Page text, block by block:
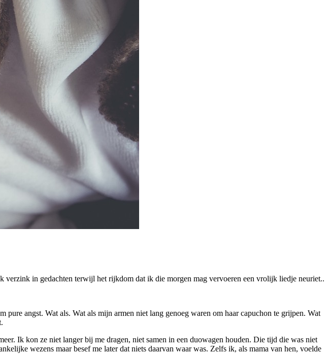
in gedachten terwijl het rijkdom dat ik die morgen mag vervoeren een vrolijk liedje neuriet..
angst. Wat als. Wat als mijn armen niet lang genoeg waren om haar capuchon te grijpen. Wat
Ik kon ze niet langer bij me dragen, niet samen in een duowagen houden. Die tijd die was niet
wezens maar besef me later dat niets daarvan waar was. Zelfs ik, als mama van hen, voelde